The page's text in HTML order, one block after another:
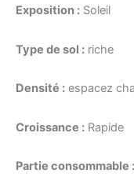
Exposition : Soleil
Type de sol : riche
Densité : espacez
Croissance : Rapide
Partie consommable :